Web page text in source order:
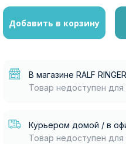
Добавить в корзину
В магазине RALF RINGER
Товар недоступен для
Курьером домой / в
Товар недоступен для